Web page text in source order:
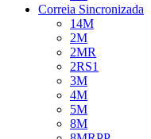
Correia Sincronizada
14M
2M
2MR
2RS1
3M
4M
5M
8M